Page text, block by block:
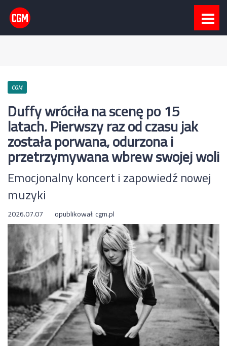
CGM
Duffy wróciła na scenę po 15
latach. Pierwszy raz od czasu jak
została porwana, odurzona i
przetrzymywana wbrew swojej woli
Emocjonalny koncert i zapowiedź nowej
muzyki
2026.07.07 opublikował:cgm.pl